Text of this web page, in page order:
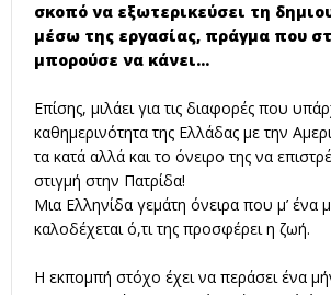
σκοπό να εξωτερικεύσει τη
μέσω της εργασίας, πράγμα που
μπορούσε να κάνει...
Επίσης, μιλάει για τις διαφορές που
καθημερινότητα της Ελλάδας με την
τα κατά αλλά και το όνειρο της να
στιγμή στην Πατρίδα!
Μια Ελληνίδα γεμάτη όνειρα που μ’ ένα
καλοδέχεται ό,τι της προσφέρει η ζωή.
Η εκπομπή στόχο έχει να περάσει ένα